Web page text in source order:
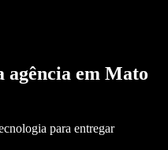
agência em Mato
para entregar